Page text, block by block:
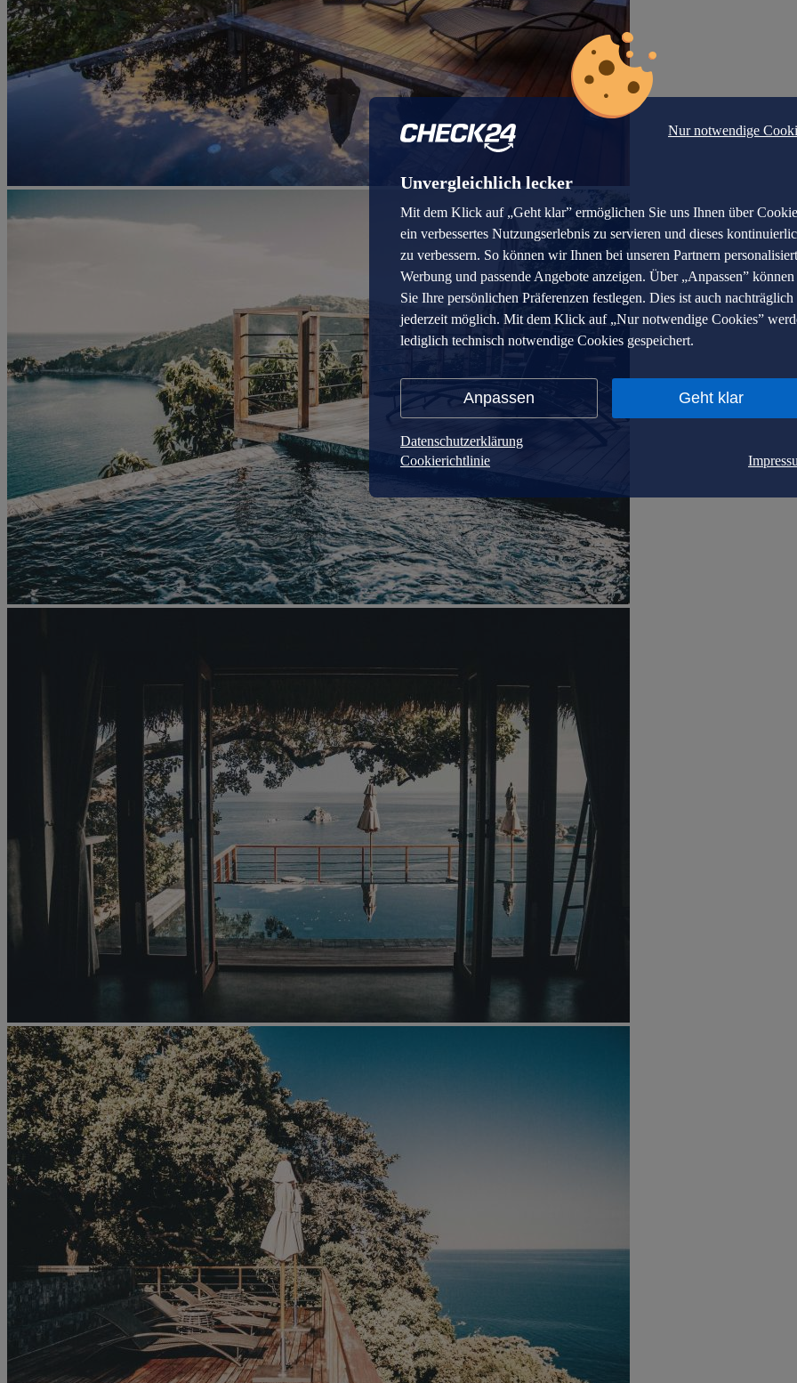
Nur notwendige
Unvergleichlich lecker
Mit dem Klick auf „Geht klar” ermöglichen Sie uns Ihnen über
ein verbessertes Nutzungserlebnis zu servieren und dieses
zu verbessern. So können wir Ihnen bei unseren Partnern
Werbung und passende Angebote anzeigen. Über „Anpassen” können
Sie Ihre persönlichen Präferenzen festlegen. Dies ist auch nachträglich
jederzeit möglich. Mit dem Klick auf „Nur notwendige Cookies”
lediglich technisch notwendige Cookies gespeichert.
Anpassen Geht klar
Datenschutzerklärung
Cookierichtlinie